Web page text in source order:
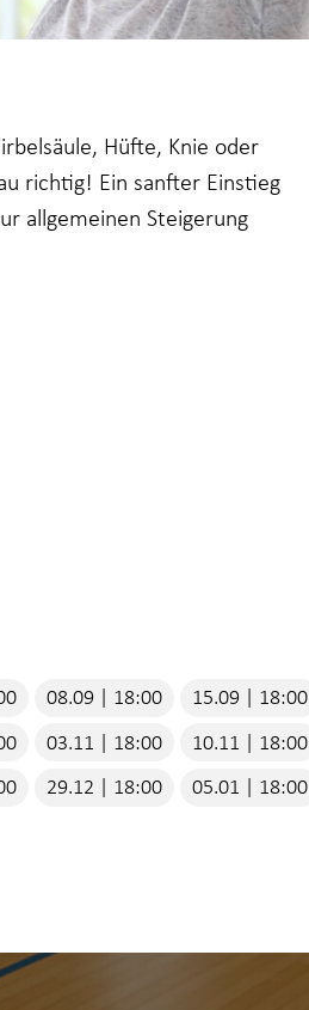
Hüfte, Knie oder
richtig! Ein sanfter Einstieg
allgemeinen Steigerung
08.09 | 18:00 15.09 | 18:00
03.11 | 18:00 10.11 | 18:00
29.12 | 18:00 05.01 | 18:00